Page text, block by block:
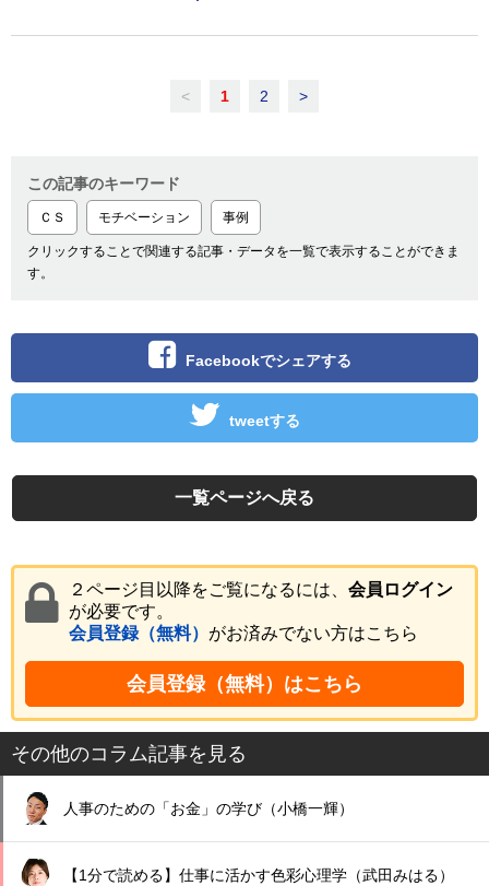
< 1 2 >
この記事のキーワード
ＣＳ モチベーション 事例
クリックすることで関連する記事・データを一覧で表示することができま
す。
Facebookでシェアする
tweetする
一覧ページへ戻る
２ページ目以降をご覧になるには、 会員ログイン
が必要です。
会員登録（無料） がお済みでない方はこちら
会員登録（無料）はこちら
その他のコラム記事を見る
人事のための「お金」の学び（小橋一輝）
【1分で読める】仕事に活かす色彩心理学（武田みはる）